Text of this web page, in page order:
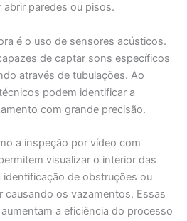
paredes ou pisos.
é o uso de sensores acústicos.
de captar sons específicos
através de tubulações. Ao
podem identificar a
com grande precisão.
a inspeção por vídeo com
visualizar o interior das
de obstruções ou
causando os vazamentos. Essas
a eficiência do processo